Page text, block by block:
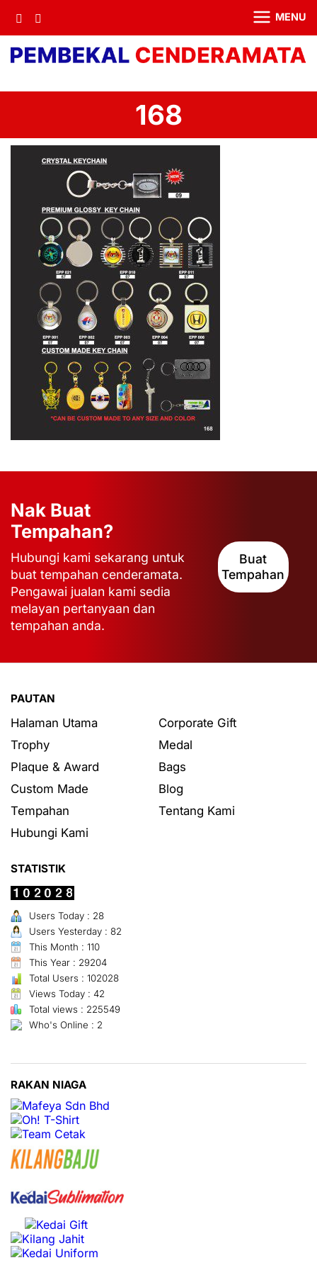
MENU
168
Nak Buat
Tempahan?
Hubungi kami sekarang untuk
buat tempahan cenderamata.
Pengawai jualan kami sedia
melayan pertanyaan dan
tempahan anda.
Buat
Tempahan
PAUTAN
Halaman Utama
Corporate Gift
Trophy
Medal
Plaque & Award
Bags
Custom Made
Blog
Tempahan
Tentang Kami
Hubungi Kami
STATISTIK
Users Today : 28
Users Yesterday : 82
This Month : 110
This Year : 29204
Total Users : 102028
Views Today : 42
Total views : 225549
Who's Online : 2
RAKAN NIAGA